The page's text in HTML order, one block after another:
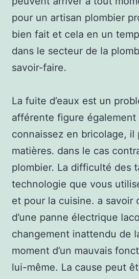
pour un artisan plombier
bien fait et cela en un
dans le secteur de la
savoir-faire.
La fuite d’eaux est un
afférente figure
connaissez en bricolage,
matières. dans le cas
plombier. La difficulté des
technologie que vous
et pour la cuisine. a savoir
d’une panne électrique
changement inattendu de
moment d’un mauvais
lui-même. La cause peut